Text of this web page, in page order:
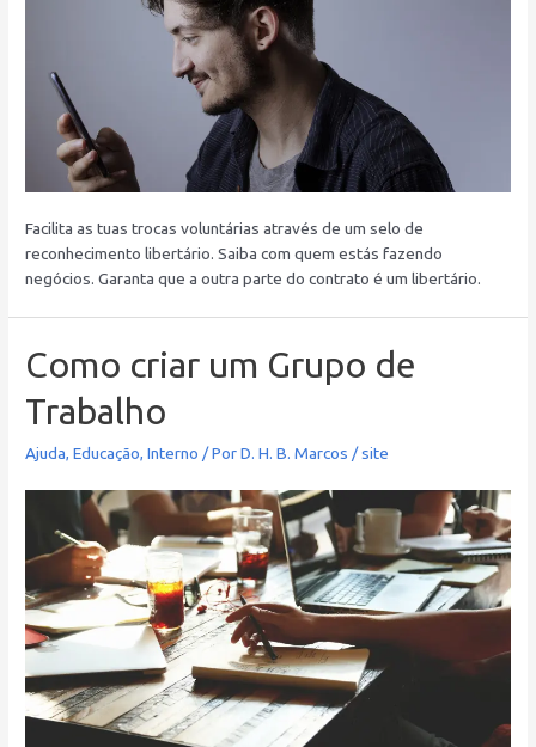
Facilita as tuas trocas voluntárias através de um selo de
reconhecimento libertário. Saiba com quem estás fazendo
negócios. Garanta que a outra parte do contrato é um libertário.
Como criar um Grupo de
Trabalho
Ajuda,Educação,Interno / PorD. H. B. Marcos /site